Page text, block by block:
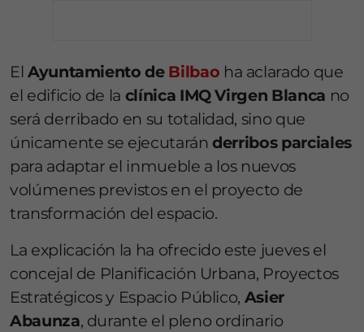
El Ayuntamiento de Bilbao ha aclarado que
el edificio de la clínica IMQ Virgen Blanca no
será derribado en su totalidad, sino que
únicamente se ejecutaránderribos parciales
para adaptar el inmueble a los nuevos
volúmenes previstos en el proyecto de
transformación del espacio.
La explicación la ha ofrecido este jueves el
concejal de Planificación Urbana, Proyectos
Estratégicos y Espacio Público, Asier
Abaunza, durante el pleno ordinario